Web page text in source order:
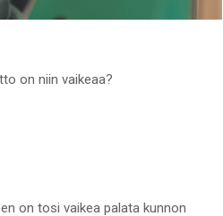
on niin vaikeaa?
on tosi vaikea palata kunnon